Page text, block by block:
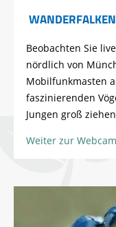
Beobachten Sie
nördlich von
Mobilfunkmasten
faszinierenden
Jungen groß
Weiter zur Webcam